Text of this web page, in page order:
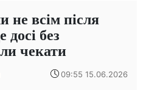
не всім після
без
чекати
09:55 15.06.2026